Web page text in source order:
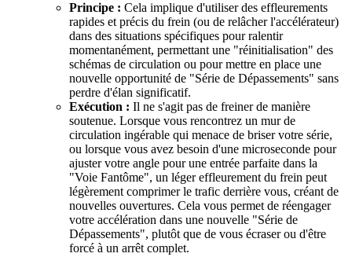
Principe : Cela implique d'utiliser des effleurements
rapides et précis du frein (ou de relâcher l'accélérateur)
dans des situations spécifiques pour ralentir
momentanément, permettant une "réinitialisation" des
schémas de circulation ou pour mettre en place une
nouvelle opportunité de "Série de Dépassements" sans
perdre d'élan significatif.
Exécution : Il ne s'agit pas de freiner de manière
soutenue. Lorsque vous rencontrez un mur de
circulation ingérable qui menace de briser votre série,
ou lorsque vous avez besoin d'une microseconde pour
ajuster votre angle pour une entrée parfaite dans la
"Voie Fantôme", un léger effleurement du frein peut
légèrement comprimer le trafic derrière vous, créant de
nouvelles ouvertures. Cela vous permet de réengager
votre accélération dans une nouvelle "Série de
Dépassements", plutôt que de vous écraser ou d'être
forcé à un arrêt complet.